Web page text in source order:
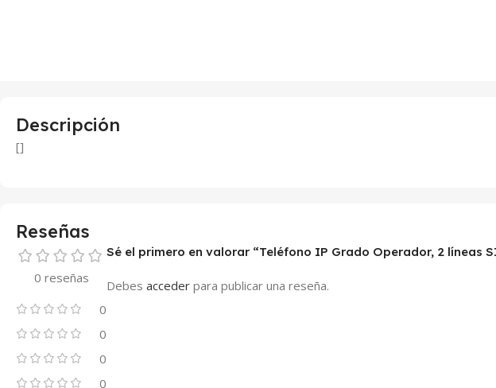
Descripción
[]
Reseñas
0 reseñas
0
0
0
0
Sé el primero en valorar “Teléfono IP Grado Operador, 2 líneas
Debes acceder para publicar una reseña.